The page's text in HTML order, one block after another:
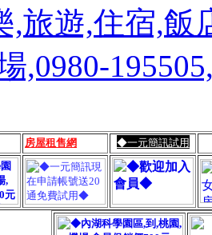
,旅遊,住宿,飯
,0980-
房屋租售網 ◆一元簡訊試用